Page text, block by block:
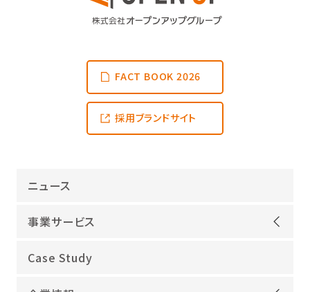
FACT BOOK 2026
採用ブランドサイト
ニュース
事業サービス
オープンアップグループが選ばれる理由
Case Study